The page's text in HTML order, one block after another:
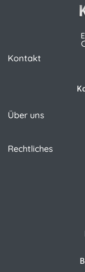
Kontakt
Über uns
Rechtliches